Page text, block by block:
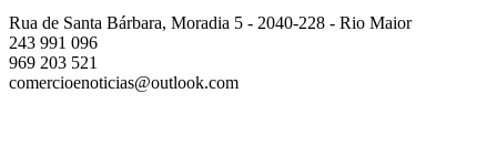
Rua de Santa Bárbara, Moradia 5 - 2040-228 - Rio Maior
243 991 096
969 203 521
comercioenoticias@outlook.com